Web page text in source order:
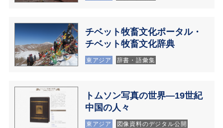
チベット牧畜文化ポータル・
チベット牧畜文化辞典
東アジア 辞書・語彙集
トムソン写真の世界―19世紀
中国の人々
東アジア 図像資料のデジタル公開